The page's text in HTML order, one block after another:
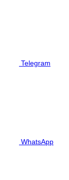
Telegram
WhatsApp